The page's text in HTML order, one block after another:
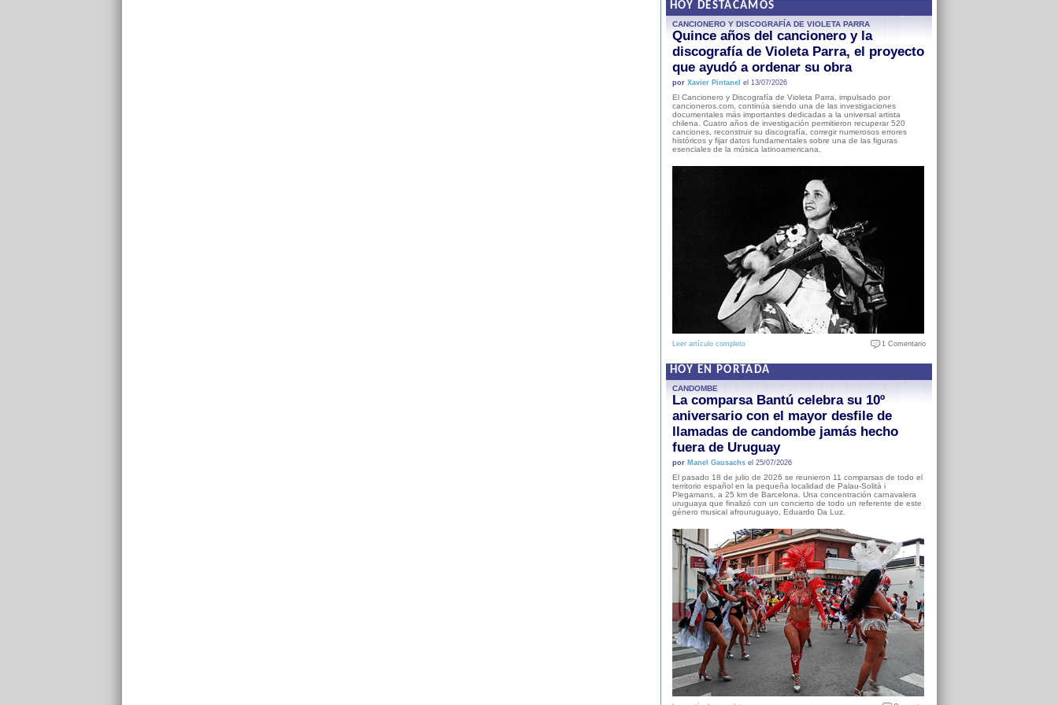
HOY DESTACAMOS
CANCIONERO Y DISCOGRAFÍA DE VIOLETA PARRA
Quince años del cancionero y la
discografía de Violeta Parra, el proyecto
que ayudó a ordenar su obra
por Xavier Pintanel el 13/07/2026
El Cancionero y Discografía de Violeta Parra, impulsado por
cancioneros.com, continúa siendo una de las investigaciones
documentales más importantes dedicadas a la universal artista
chilena. Cuatro años de investigación permitieron recuperar 520
canciones, reconstruir su discografía, corregir numerosos errores
históricos y fijar datos fundamentales sobre una de las figuras
esenciales de la música latinoamericana.
Leer artículo completo 1 Comentario
HOY EN PORTADA
CANDOMBE
La comparsa Bantú celebra su 10º
aniversario con el mayor desfile de
llamadas de candombe jamás hecho
fuera de Uruguay
por Manel Gausachsel 25/07/2026
El pasado 18 de julio de 2026 se reunieron 11 comparsas de todo el
territorio español en la pequeña localidad de Palau-Solità i
Plegamans, a 25 km de Barcelona. Una concentración carnavalera
uruguaya que finalizó con un concierto de todo un referente de este
género musical afrouruguayo, Eduardo Da Luz.